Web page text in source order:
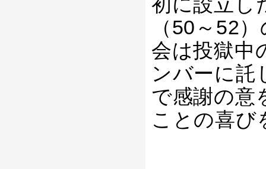
（50～52
会は投獄中
ンバーに託
で感謝の意
ことの喜び